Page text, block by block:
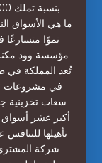
نموًا
مؤسسة وود
تُعد المملكة في
في مشروعات
سعات تخزينية
أكبر عشر أسواق
تأهيلها